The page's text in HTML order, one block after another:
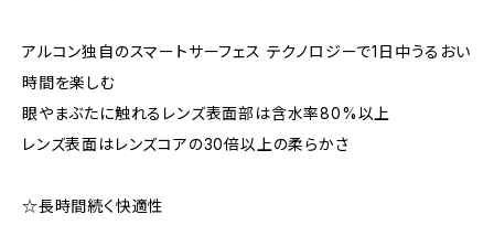
アルコン独自のスマートサーフェス テクノロジーで1日中うるおい
時間を楽しむ
眼やまぶたに触れるレンズ表面部は含水率80%以上
レンズ表面はレンズコアの30倍以上の柔らかさ
☆長時間続く快適性